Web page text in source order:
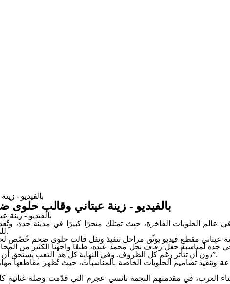
بالفيديو -
بالفيديو - زينة عيتاني وقالب
في عالم الحلويات الفاخرة، حيث تمتلك متجرًا كبيرًا في مدينة جدة،
للمناسبات الرسمية والفعاليات الكبرى في المملكة العربية السعودية.
لمناسبة حفل زفاف نجل محمد عبده، طبعًا واجهنا الكثير من
دون أن تتأثر رغم كل الظروف. وفي النهاية كل هذا التعب يستحق أن يكون جزءًا من الاحتفال، ونقول لفنان العرب ألف مبروك للعرسان”.
تصاميم الحلويات الخاصة بالمناسبات، حيث تُظهر مقاطعها
العرب، في مقدمتهم النجمة نانسي عجرم التي قدّمت وصلة غنائية